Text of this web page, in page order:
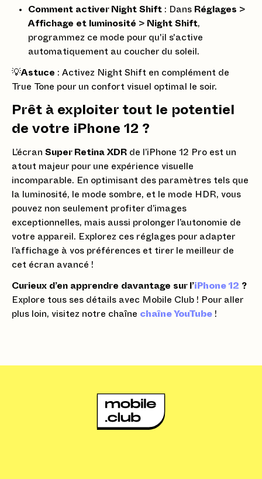
Comment activer Night Shift : Dans Réglages >
Affichage et luminosité > Night Shift,
programmez ce mode pour qu'il s'active
automatiquement au coucher du soleil.
💡Astuce : Activez Night Shift en complément de
True Tone pour un confort visuel optimal le soir.
Prêt à exploiter tout le potentiel
de votre iPhone 12 ?
L’écran Super Retina XDR de l’iPhone 12 Pro est un
atout majeur pour une expérience visuelle
incomparable. En optimisant des paramètres tels que
la luminosité, le mode sombre, et le mode HDR, vous
pouvez non seulement profiter d’images
exceptionnelles, mais aussi prolonger l’autonomie de
votre appareil. Explorez ces réglages pour adapter
l’affichage à vos préférences et tirer le meilleur de
cet écran avancé !
Curieux d’en apprendre davantage sur l’iPhone 12 ?
Explore tous ses détails avec Mobile Club ! Pour aller
plus loin, visitez notre chaîne chaîne YouTube !